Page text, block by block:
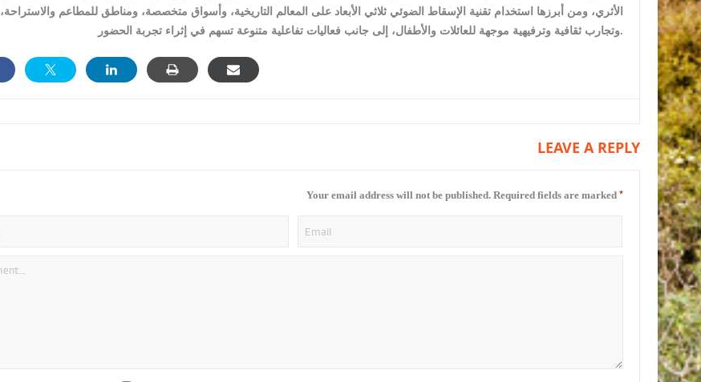
الأثري، ومن أبرزها استخدام تقنية الإسقاط الضوئي ثلاثي الأبعاد على المعالم التاريخية، وأسواق متخصصة، ومناطق للمطاعم والاستراحة،
وتجارب ثقافية وترفيهية موجهة للعائلات والأطفال، إلى جانب فعاليات تفاعلية متنوعة تسهم في إثراء تجربة الحضور.
LEAVE A REPLY
Your email address will not be published. Required fields are marked *